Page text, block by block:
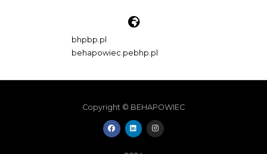
bhpbp.pl
behapowiec.pebhp.pl
Copyright © BEHAPOWIEC
F
a
c
L
i
n
e
I
n
s